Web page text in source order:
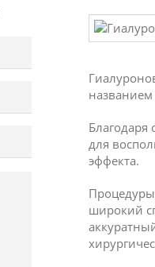
названием
Благодаря
для
эффекта.
широкий